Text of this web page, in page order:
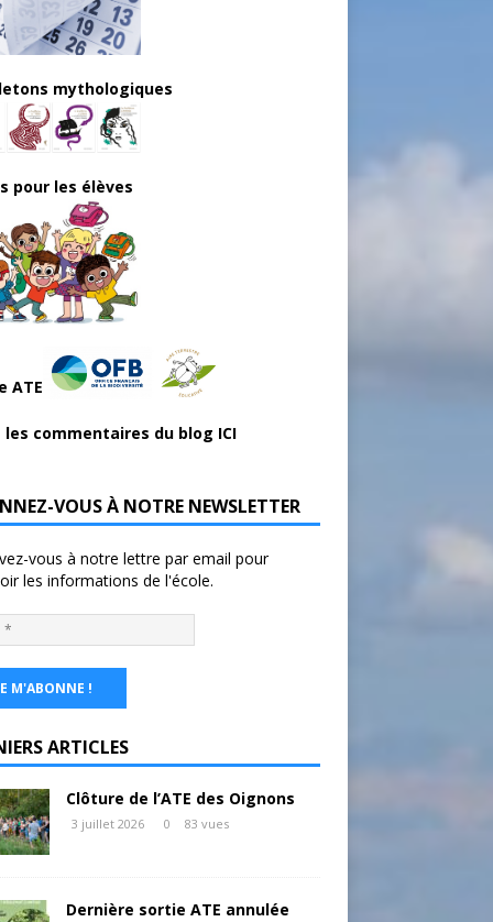
mythologiques
pour les élèves
ATE
les commentaires du blog ICI
VOUS À NOTRE NEWSLETTER
vous à notre lettre par email pour
les informations de l'école.
ARTICLES
Clôture de l’ATE des Oignons
3 juillet 2026 0 83 vues
Dernière sortie ATE annulée